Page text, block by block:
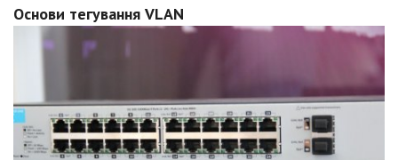
Основи тегування VLAN